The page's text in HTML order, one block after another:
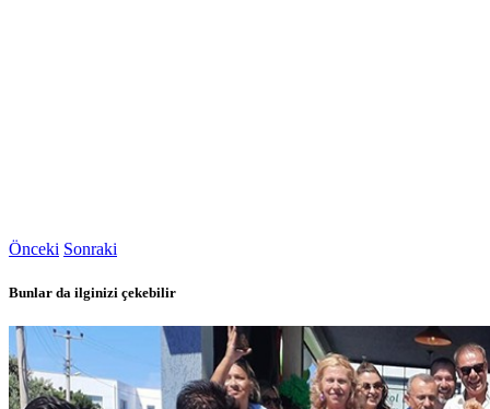
Önceki Sonraki
Bunlar da ilginizi çekebilir